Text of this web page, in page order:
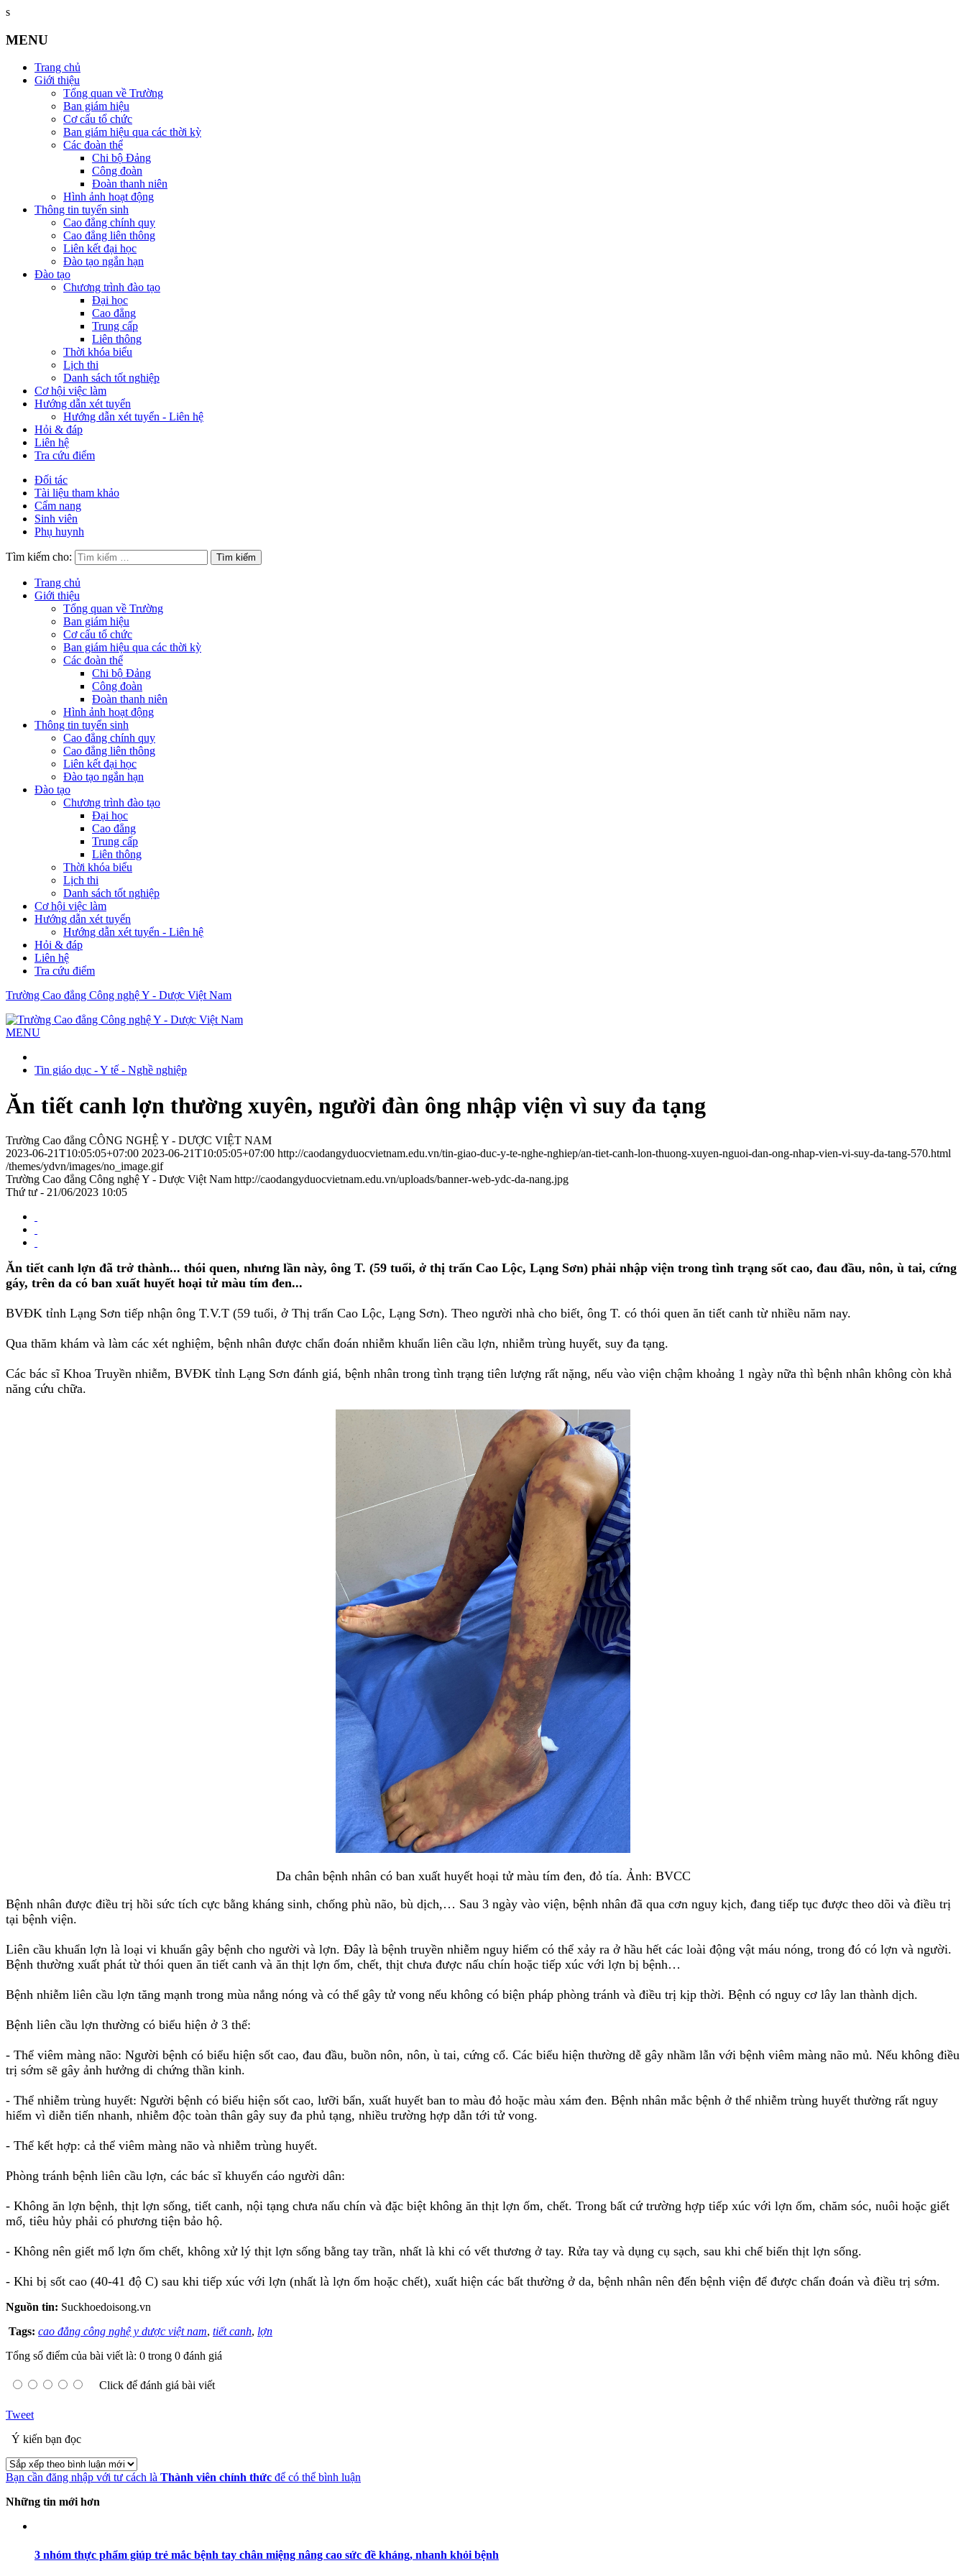
s
MENU
Trang chủ
Giới thiệu
Tổng quan về Trường
Ban giám hiệu
Cơ cấu tổ chức
Ban giám hiệu qua các thời kỳ
Các đoàn thể
Chi bộ Đảng
Công đoàn
Đoàn thanh niên
Hình ảnh hoạt động
Thông tin tuyển sinh
Cao đẳng chính quy
Cao đẳng liên thông
Liên kết đại học
Đào tạo ngắn hạn
Đào tạo
Chương trình đào tạo
Đại học
Cao đẳng
Trung cấp
Liên thông
Thời khóa biểu
Lịch thi
Danh sách tốt nghiệp
Cơ hội việc làm
Hướng dẫn xét tuyển
Hướng dẫn xét tuyển - Liên hệ
Hỏi & đáp
Liên hệ
Tra cứu điểm
Đối tác
Tài liệu tham khảo
Cẩm nang
Sinh viên
Phụ huynh
Tìm kiếm cho:
Trang chủ
Giới thiệu
Tổng quan về Trường
Ban giám hiệu
Cơ cấu tổ chức
Ban giám hiệu qua các thời kỳ
Các đoàn thể
Chi bộ Đảng
Công đoàn
Đoàn thanh niên
Hình ảnh hoạt động
Thông tin tuyển sinh
Cao đẳng chính quy
Cao đẳng liên thông
Liên kết đại học
Đào tạo ngắn hạn
Đào tạo
Chương trình đào tạo
Đại học
Cao đẳng
Trung cấp
Liên thông
Thời khóa biểu
Lịch thi
Danh sách tốt nghiệp
Cơ hội việc làm
Hướng dẫn xét tuyển
Hướng dẫn xét tuyển - Liên hệ
Hỏi & đáp
Liên hệ
Tra cứu điểm
Trường Cao đẳng Công nghệ Y - Dược Việt Nam
MENU
Tin giáo dục - Y tế - Nghề nghiệp
Ăn tiết canh lợn thường xuyên, người đàn ông nhập viện vì suy đa tạng
Trường Cao đẳng CÔNG NGHỆ Y - DƯỢC VIỆT NAM
2023-06-21T10:05:05+07:00 2023-06-21T10:05:05+07:00 http://caodangyduocvietnam.edu.vn/tin-giao-duc-y-te-nghe-nghiep/an-tiet-canh-lon-thuong-xuyen-nguoi-dan-ong-nhap-vien-vi-suy-da-tang-570.html
/themes/ydvn/images/no_image.gif
Trường Cao đẳng Công nghệ Y - Dược Việt Nam http://caodangyduocvietnam.edu.vn/uploads/banner-web-ydc-da-nang.jpg
Thứ tư - 21/06/2023 10:05
Ăn tiết canh lợn đã trở thành... thói quen, nhưng lần này, ông T. (59 tuổi, ở thị trấn Cao Lộc, Lạng Sơn) phải nhập viện trong tình trạng sốt cao, đau đầu, nôn, ù tai, cứng
gáy, trên da có ban xuất huyết hoại tử màu tím đen...
BVĐK tỉnh Lạng Sơn tiếp nhận ông T.V.T (59 tuổi, ở Thị trấn Cao Lộc, Lạng Sơn). Theo người nhà cho biết, ông T. có thói quen ăn tiết canh từ nhiều năm nay.
Qua thăm khám và làm các xét nghiệm, bệnh nhân được chẩn đoán nhiễm khuẩn liên cầu lợn, nhiễm trùng huyết, suy đa tạng.
Các bác sĩ Khoa Truyền nhiễm, BVĐK tỉnh Lạng Sơn đánh giá, bệnh nhân trong tình trạng tiên lượng rất nặng, nếu vào viện chậm khoảng 1 ngày nữa thì bệnh nhân không còn khả
năng cứu chữa.
Da chân bệnh nhân có ban xuất huyết hoại tử màu tím đen, đỏ tía. Ảnh: BVCC
Bệnh nhân được điều trị hồi sức tích cực bằng kháng sinh, chống phù não, bù dịch,… Sau 3 ngày vào viện, bệnh nhân đã qua cơn nguy kịch, đang tiếp tục được theo dõi và điều trị
tại bệnh viện.
Liên cầu khuẩn lợn là loại vi khuẩn gây bệnh cho người và lợn. Đây là bệnh truyền nhiễm nguy hiểm có thể xảy ra ở hầu hết các loài động vật máu nóng, trong đó có lợn và người.
Bệnh thường xuất phát từ thói quen ăn tiết canh và ăn thịt lợn ốm, chết, thịt chưa được nấu chín hoặc tiếp xúc với lợn bị bệnh…
Bệnh nhiễm liên cầu lợn tăng mạnh trong mùa nắng nóng và có thể gây tử vong nếu không có biện pháp phòng tránh và điều trị kịp thời. Bệnh có nguy cơ lây lan thành dịch.
Bệnh liên cầu lợn thường có biểu hiện ở 3 thể:
- Thể viêm màng não: Người bệnh có biểu hiện sốt cao, đau đầu, buồn nôn, nôn, ù tai, cứng cổ. Các biểu hiện thường dễ gây nhầm lẫn với bệnh viêm màng não mủ. Nếu không điều
trị sớm sẽ gây ảnh hưởng di chứng thần kinh.
- Thể nhiễm trùng huyết: Người bệnh có biểu hiện sốt cao, lưỡi bẩn, xuất huyết ban to màu đỏ hoặc màu xám đen. Bệnh nhân mắc bệnh ở thể nhiễm trùng huyết thường rất nguy
hiểm vì diễn tiến nhanh, nhiễm độc toàn thân gây suy đa phủ tạng, nhiều trường hợp dẫn tới tử vong.
- Thể kết hợp: cả thể viêm màng não và nhiễm trùng huyết.
Phòng tránh bệnh liên cầu lợn, các bác sĩ khuyến cáo người dân:
- Không ăn lợn bệnh, thịt lợn sống, tiết canh, nội tạng chưa nấu chín và đặc biệt không ăn thịt lợn ốm, chết. Trong bất cứ trường hợp tiếp xúc với lợn ốm, chăm sóc, nuôi hoặc giết
mổ, tiêu hủy phải có phương tiện bảo hộ.
- Không nên giết mổ lợn ốm chết, không xử lý thịt lợn sống bằng tay trần, nhất là khi có vết thương ở tay. Rửa tay và dụng cụ sạch, sau khi chế biến thịt lợn sống.
- Khi bị sốt cao (40-41 độ C) sau khi tiếp xúc với lợn (nhất là lợn ốm hoặc chết), xuất hiện các bất thường ở da, bệnh nhân nên đến bệnh viện để được chẩn đoán và điều trị sớm.
Nguồn tin: Suckhoedoisong.vn
Tags: cao đẳng công nghệ y dược việt nam, tiết canh, lợn
Tổng số điểm của bài viết là: 0 trong 0 đánh giá
Click để đánh giá bài viết
Tweet
Ý kiến bạn đọc
Bạn cần đăng nhập với tư cách là Thành viên chính thức để có thể bình luận
Những tin mới hơn
3 nhóm thực phẩm giúp trẻ mắc bệnh tay chân miệng nâng cao sức đề kháng, nhanh khỏi bệnh